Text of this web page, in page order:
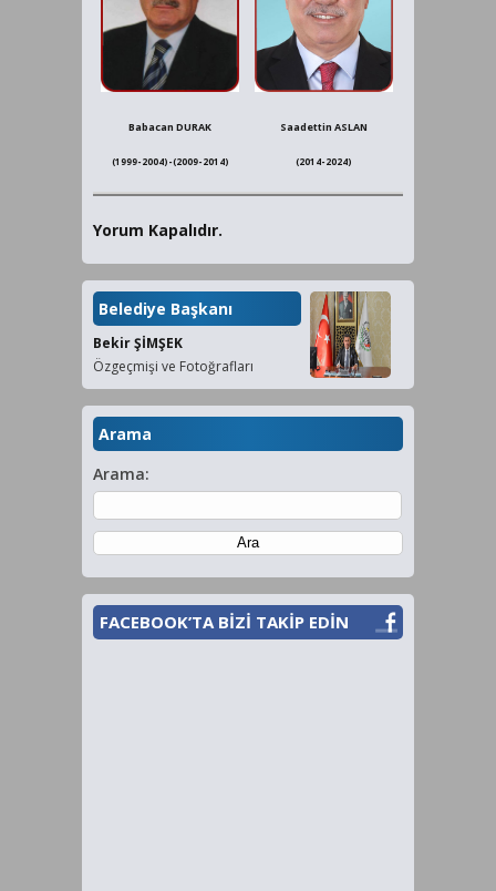
Babacan DURAK
(1999-2004)-(2009-2014)
Saadettin ASLAN
(2014-2024)
Yorum Kapalıdır.
Belediye Başkanı
Bekir ŞİMŞEK
Özgeçmişi ve Fotoğrafları
Arama
Arama:
FACEBOOK’TA BİZİ TAKİP EDİN